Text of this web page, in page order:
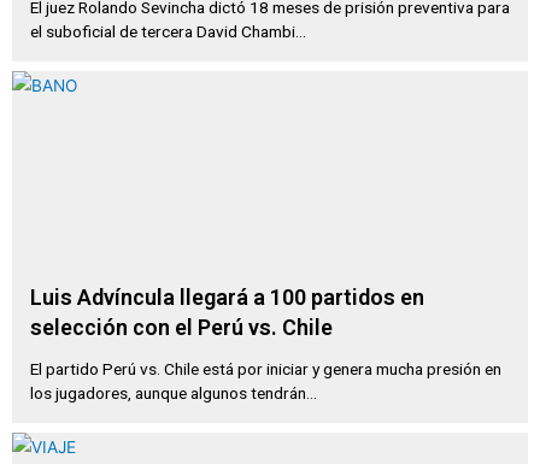
El juez Rolando Sevincha dictó 18 meses de prisión preventiva para
el suboficial de tercera David Chambi...
Luis Advíncula llegará a 100 partidos en
selección con el Perú vs. Chile
El partido Perú vs. Chile está por iniciar y genera mucha presión en
los jugadores, aunque algunos tendrán...